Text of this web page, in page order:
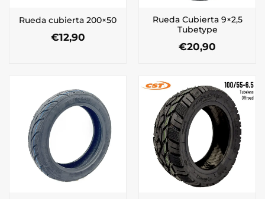
Rueda cubierta 200×50
€12,90
Rueda Cubierta 9×2,5
Tubetype
€20,90